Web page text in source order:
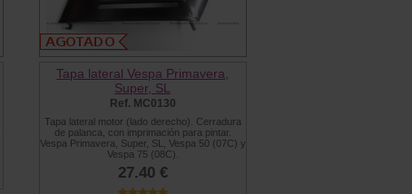
Tapa lateral Vespa Primavera,
Super, SL
Ref. MC0130
Tapa lateral motor (lado derecho). Cerradura
de palanca, con imprimación para pintar.
Vespa Primavera, Super, SL, Vespa 50 (07C) y
Vespa 75 (08C).
27.40 €